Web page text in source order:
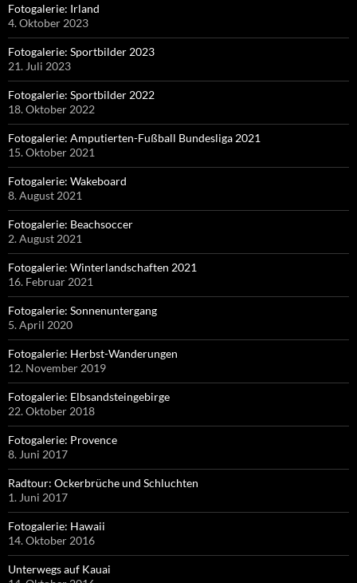
Fotogalerie: Irland
4. Oktober 2023
Fotogalerie: Sportbilder 2023
21. Juli 2023
Fotogalerie: Sportbilder 2022
18. Oktober 2022
Fotogalerie: Amputierten-Fußball Bundesliga 2021
15. Oktober 2021
Fotogalerie: Wakeboard
8. August 2021
Fotogalerie: Beachsoccer
2. August 2021
Fotogalerie: Winterlandschaften 2021
16. Februar 2021
Fotogalerie: Sonnenuntergang
5. April 2020
Fotogalerie: Herbst-Wanderungen
12. November 2019
Fotogalerie: Elbsandsteingebirge
22. Oktober 2018
Fotogalerie: Provence
8. Juni 2017
Radtour: Ockerbrüche und Schluchten
1. Juni 2017
Fotogalerie: Hawaii
14. Oktober 2016
Unterwegs auf Kauai